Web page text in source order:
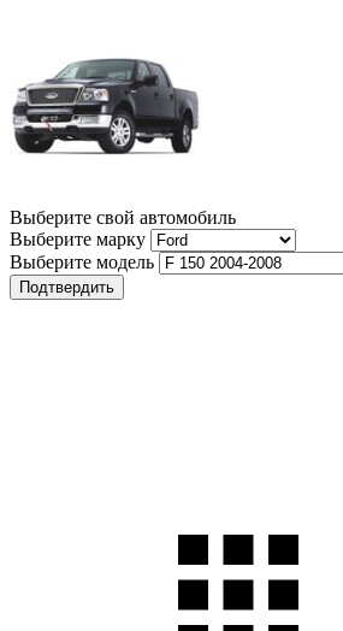
Выберите свой автомобиль
Выберите марку
Выберите модель
Подтвердить